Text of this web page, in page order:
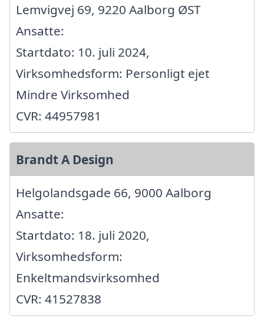
Lemvigvej 69, 9220 Aalborg ØST
Ansatte:
Startdato: 10. juli 2024,
Virksomhedsform: Personligt ejet
Mindre Virksomhed
CVR: 44957981
Brandt A Design
Helgolandsgade 66, 9000 Aalborg
Ansatte:
Startdato: 18. juli 2020,
Virksomhedsform:
Enkeltmandsvirksomhed
CVR: 41527838